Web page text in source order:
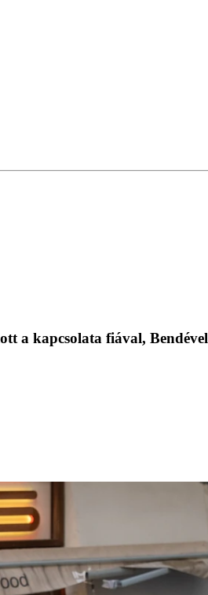
a kapcsolata fiával, Bendével